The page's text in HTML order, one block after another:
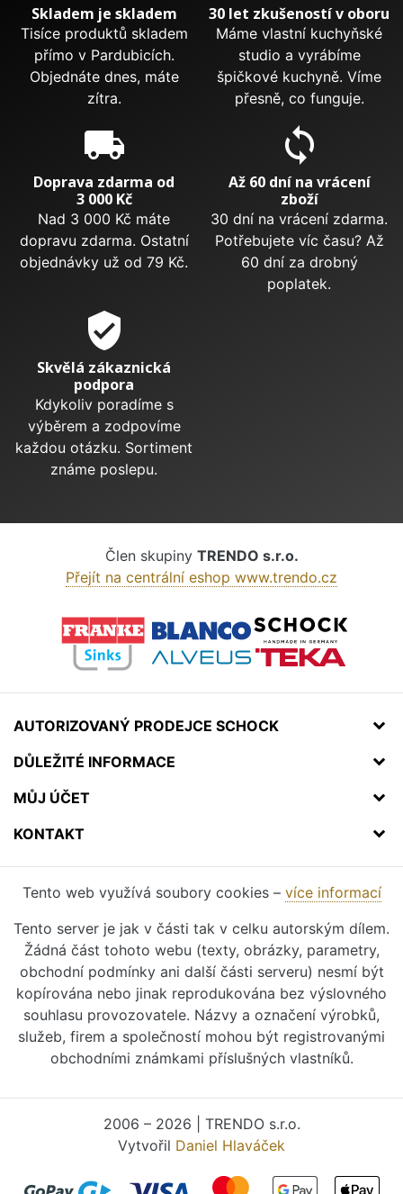
Skladem je skladem
Tisíce produktů skladem
přímo v Pardubicích.
Objednáte dnes, máte
zítra.
30 let zkušeností v oboru
Máme vlastní kuchyňské
studio a vyrábíme
špičkové kuchyně. Víme
přesně, co funguje.
local_shipping
Doprava zdarma od
3 000 Kč
Nad 3 000 Kč máte
dopravu zdarma. Ostatní
objednávky už od 79 Kč.
sync
Až 60 dní na vrácení
zboží
30 dní na vrácení zdarma.
Potřebujete víc času? Až
60 dní za drobný
poplatek.
verified_user
Skvělá zákaznická
podpora
Kdykoliv poradíme s
výběrem a zodpovíme
každou otázku. Sortiment
známe poslepu.
Člen skupiny TRENDO s.r.o.
Přejít na centrální eshop www.trendo.cz
AUTORIZOVANÝ PRODEJCE SCHOCK
DŮLEŽITÉ INFORMACE
MŮJ ÚČET
KONTAKT
Tento web využívá soubory cookies – více informací
Tento server je jak v části tak v celku autorským dílem.
Žádná část tohoto webu (texty, obrázky, parametry,
obchodní podmínky ani další části serveru) nesmí být
kopírována nebo jinak reprodukována bez výslovného
souhlasu provozovatele. Názvy a označení výrobků,
služeb, firem a společností mohou být registrovanými
obchodními známkami příslušných vlastníků.
2006 – 2026 | TRENDO s.r.o.
Vytvořil Daniel Hlaváček